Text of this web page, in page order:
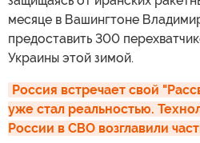
месяце в Вашингтоне
предоставить 300
Украины этой зимой.
Россия встречает свой
уже стал реальностью.
России в СВО возглавили